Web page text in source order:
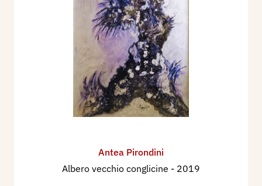
Antea Pirondini
Albero vecchio conglicine - 2019